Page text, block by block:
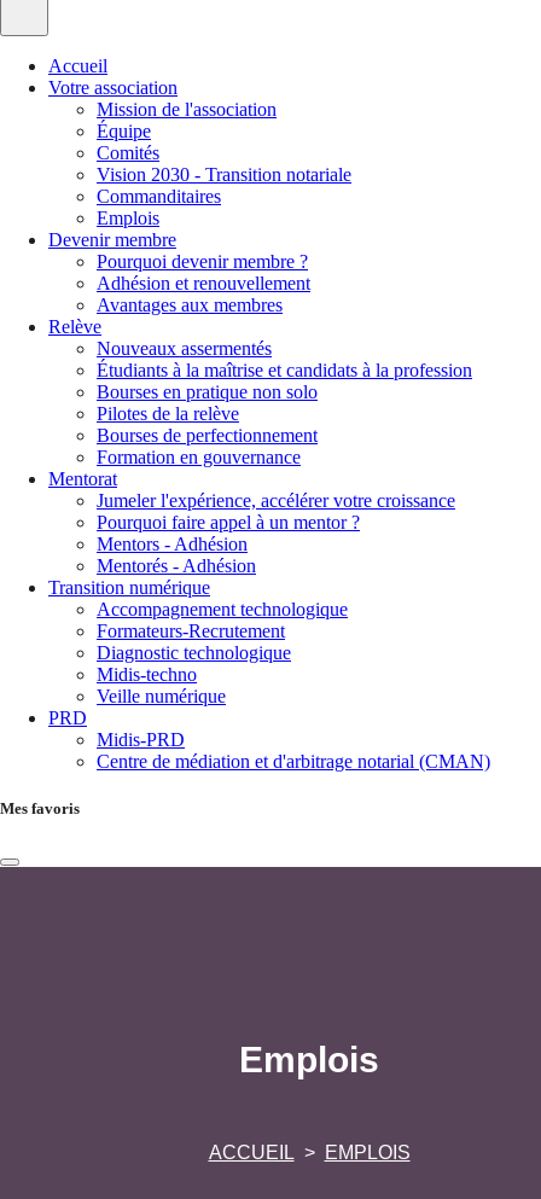
Accueil
Votre association
Mission de l'association
Équipe
Comités
Vision 2030 - Transition notariale
Commanditaires
Emplois
Devenir membre
Pourquoi devenir membre ?
Adhésion et renouvellement
Avantages aux membres
Relève
Nouveaux assermentés
Étudiants à la maîtrise et candidats à la profession
Bourses en pratique non solo
Pilotes de la relève
Bourses de perfectionnement
Formation en gouvernance
Mentorat
Jumeler l'expérience, accélérer votre croissance
Pourquoi faire appel à un mentor ?
Mentors - Adhésion
Mentorés - Adhésion
Transition numérique
Accompagnement technologique
Formateurs-Recrutement
Diagnostic technologique
Midis-techno
Veille numérique
PRD
Midis-PRD
Centre de médiation et d'arbitrage notarial (CMAN)
Mes favoris
Emplois
ACCUEIL EMPLOIS